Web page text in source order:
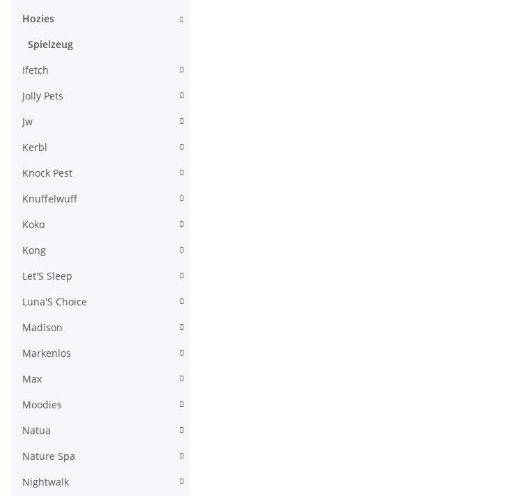
Hozies
Spielzeug
Ifetch
Jolly Pets
Jw
Kerbl
Knock Pest
Knuffelwuff
Koko
Kong
Let'S Sleep
Luna'S Choice
Madison
Markenlos
Max
Moodies
Natua
Nature Spa
Nightwalk